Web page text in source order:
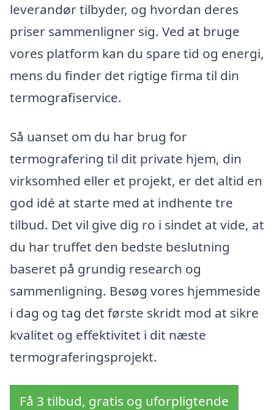
leverandør tilbyder, og hvordan deres
priser sammenligner sig. Ved at bruge
vores platform kan du spare tid og energi,
mens du finder det rigtige firma til din
termografiservice.
Så uanset om du har brug for
termografering til dit private hjem, din
virksomhed eller et projekt, er det altid en
god idé at starte med at indhente tre
tilbud. Det vil give dig ro i sindet at vide, at
du har truffet den bedste beslutning
baseret på grundig research og
sammenligning. Besøg vores hjemmeside
i dag og tag det første skridt mod at sikre
kvalitet og effektivitet i dit næste
termograferingsprojekt.
Få 3 tilbud, gratis og uforpligtende